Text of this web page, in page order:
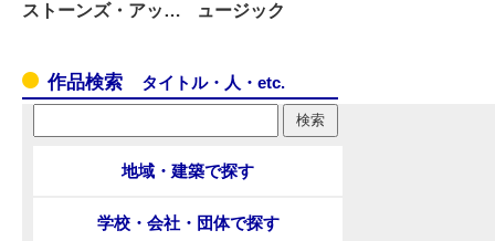
ストーンズ・アッ…
ュージック
作品検索 タイトル・人・etc.
地域・建築で探す
学校・会社・団体で探す